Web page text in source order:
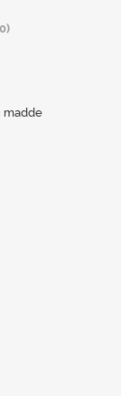
madde